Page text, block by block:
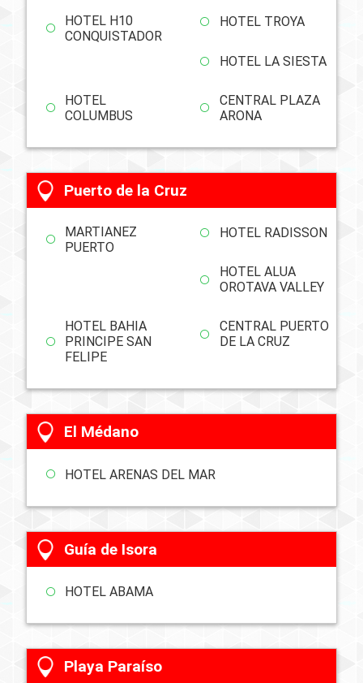
HOTEL H10
CONQUISTADOR
HOTEL TROYA
HOTEL LA SIESTA
HOTEL
COLUMBUS
CENTRAL PLAZA
ARONA
Puerto de la Cruz
MARTIANEZ
PUERTO
HOTEL RADISSON
HOTEL ALUA
OROTAVA VALLEY
HOTEL BAHIA
PRINCIPE SAN
FELIPE
CENTRAL PUERTO
DE LA CRUZ
El Médano
HOTEL ARENAS DEL MAR
Guía de Isora
HOTEL ABAMA
Playa Paraíso